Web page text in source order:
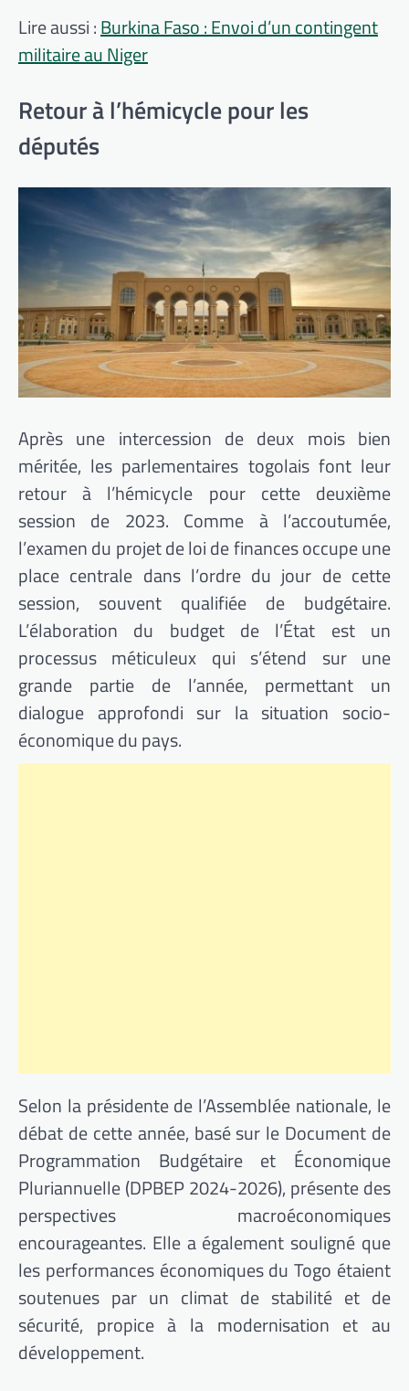
Lire aussi :Burkina Faso : Envoi d’un contingent
militaire au Niger
Retour à l’hémicycle pour les
députés
Après une intercession de deux mois bien
méritée, les parlementaires togolais font leur
retour à l’hémicycle pour cette deuxième
session de 2023. Comme à l’accoutumée,
l’examen du projet de loi de finances occupe une
place centrale dans l’ordre du jour de cette
session, souvent qualifiée de budgétaire.
L’élaboration du budget de l’État est un
processus méticuleux qui s’étend sur une
grande partie de l’année, permettant un
dialogue approfondi sur la situation socio-
économique du pays.
Selon la présidente de l’Assemblée nationale, le
débat de cette année, basé sur le Document de
Programmation Budgétaire et Économique
Pluriannuelle (DPBEP 2024-2026), présente des
perspectives macroéconomiques
encourageantes. Elle a également souligné que
les performances économiques du Togo étaient
soutenues par un climat de stabilité et de
sécurité, propice à la modernisation et au
développement.